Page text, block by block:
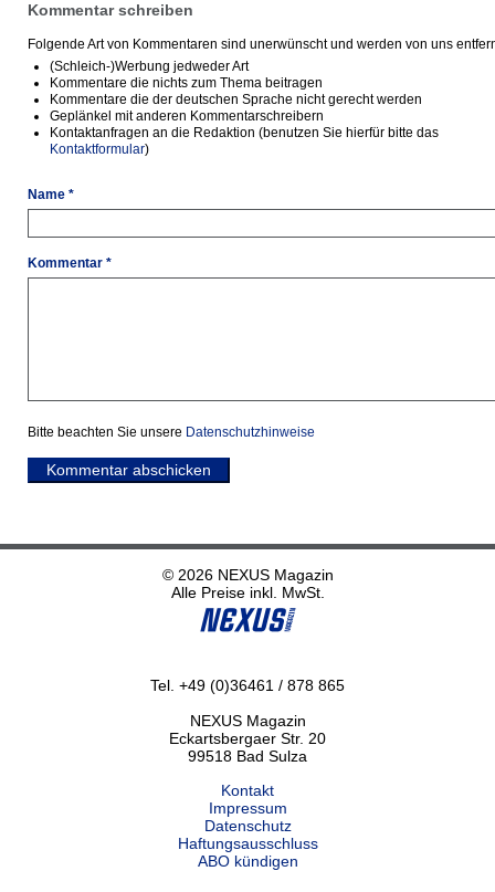
Kommentar schreiben
Folgende Art von Kommentaren sind unerwünscht und werden von uns
(Schleich-)Werbung jedweder Art
Kommentare die nichts zum Thema beitragen
Kommentare die der deutschen Sprache nicht gerecht werden
Geplänkel mit anderen Kommentarschreibern
Kontaktanfragen an die Redaktion (benutzen Sie hierfür bitte das
Kontaktformular)
Name *
Kommentar *
Bitte beachten Sie unsere Datenschutzhinweise
Kommentar abschicken
© 2026 NEXUS Magazin
Alle Preise inkl. MwSt.
Tel. +49 (0)36461 / 878 865
NEXUS Magazin
Eckartsbergaer Str. 20
99518 Bad Sulza
Kontakt
Impressum
Datenschutz
Haftungsausschluss
ABO kündigen